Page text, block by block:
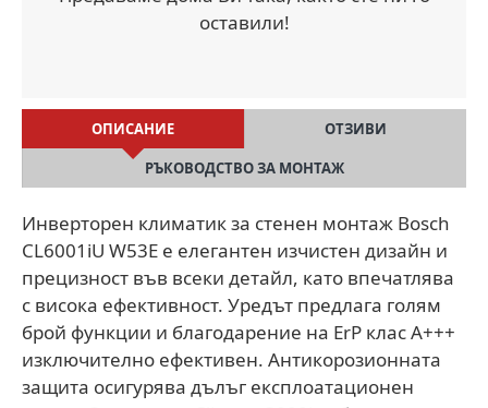
оставили!
ОПИСАНИЕ
ОТЗИВИ
РЪКОВОДСТВО ЗА МОНТАЖ
Инверторен климатик за стенен монтаж Bosch
CL6001iU W53E е елегантен изчистен дизайн и
прецизност във всеки детайл, като впечатлява
с висока ефективност. Уредът предлага голям
брой функции и благодарение на ErP клас A+++
изключително ефективен. Антикорозионната
защита осигурява дълъг експлоатационен